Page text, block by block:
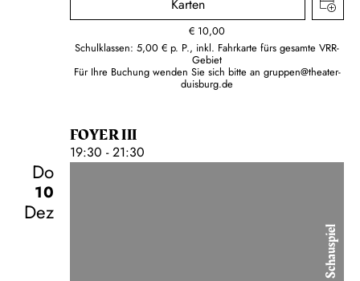
Karten
€ 10,00
Schulklassen: 5,00 € p. P., inkl. Fahrkarte fürs gesamte VRR-
Gebiet
Für Ihre Buchung wenden Sie sich bitte an gruppen@theater-
duisburg.de
FOYER III
19:30 - 21:30
Do
10
Dez
Schauspiel